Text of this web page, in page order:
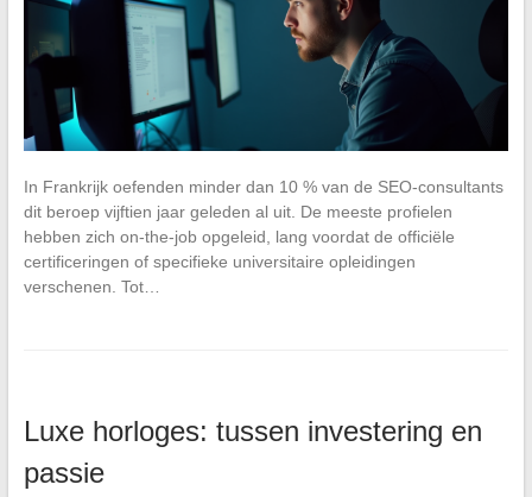
In Frankrijk oefenden minder dan 10 % van de SEO-consultants
dit beroep vijftien jaar geleden al uit. De meeste profielen
hebben zich on-the-job opgeleid, lang voordat de officiële
certificeringen of specifieke universitaire opleidingen
verschenen. Tot…
Luxe horloges: tussen investering en
passie